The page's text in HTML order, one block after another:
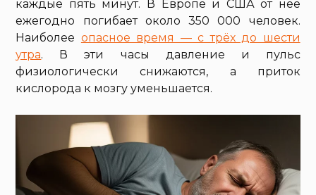
каждые пять минут. В Европе и США от неё
ежегодно погибает около 350 000 человек.
Наиболее опасное время — с трёх до шести
утра. В эти часы давление и пульс
физиологически снижаются, а приток
кислорода к мозгу уменьшается.